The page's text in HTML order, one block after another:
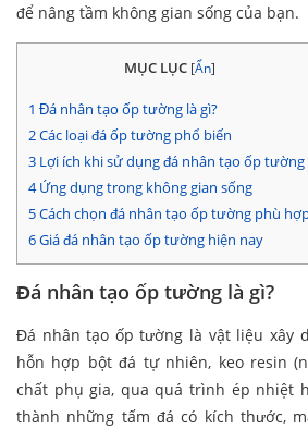
để nâng tầm không gian sống của bạn.
MỤC LỤC [Ẩn]
1 Đá nhân tạo ốp tường là gì?
2Các loại đá ốp tường phổ biến
3 Lợi ích khi sử dụng đá nhân tạo ốp tường
4Ứng dụng trong không gian sống
5Cách chọn đá nhân tạo ốp tường phù
6Giá đá nhân tạo ốp tường hiện nay
Đá nhân tạo ốp tường là gì?
Đá nhân tạo ốp tường là vật liệu xây
hỗn hợp bột đá tự nhiên, keo resin
chất phụ gia, qua quá trình ép nhiệt
thành những tấm đá có kích thước,